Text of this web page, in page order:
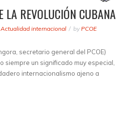
REVOLUCIÓN CUBANA
Actualidad internacional by PCOE
secretario general del PCOE)
siempre un significado muy especial,
internacionalismo ajeno a